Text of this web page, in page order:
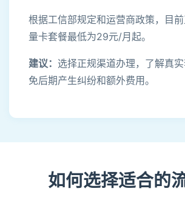
根据工信部规定和运营商政策，目
量卡套餐最低为29元/月起。
建议： 选择正规渠道办理，了解真
免后期产生纠纷和额外费用。
如何选择适合的